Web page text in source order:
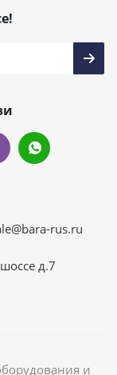
rus.ru
д.7
и